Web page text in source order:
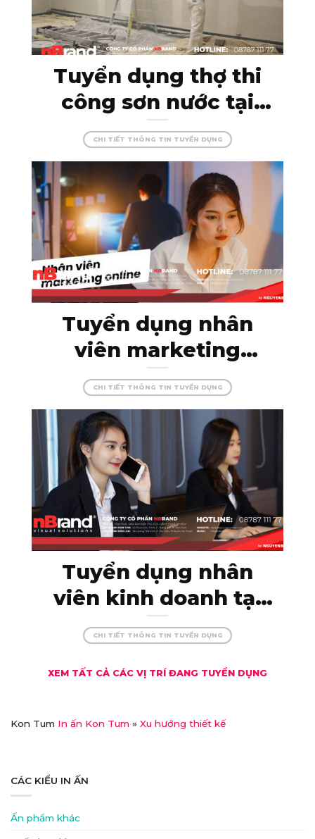
Tuyển dụng thợ thi
công sơn nước tại
Kon Tum – đam mê
cùng màu sắc, tạo
dựng những công
trình hoàn hảo!
CHI TIẾT THÔNG TIN TUYỂN DỤNG
Tuyển dụng nhân
viên marketing
online – thỏa sức
sáng tạo cùng
nBrand!
CHI TIẾT THÔNG TIN TUYỂN DỤNG
Tuyển dụng nhân
viên kinh doanh tại
Kon Tum – thu nhập
khủng, đãi ngộ xịn!
CHI TIẾT THÔNG TIN TUYỂN DỤNG
XEM TẤT CẢ CÁC VỊ TRÍ ĐANG TUYỂN DỤNG
Kon Tum In ấn Kon Tum » Xu hướng thiết kế
CÁC KIỂU IN ẤN
Ấn phẩm khác